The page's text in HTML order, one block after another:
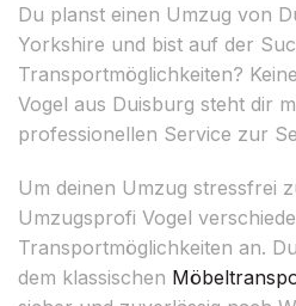
Du planst einen Umzug von
Yorkshire und bist auf der
Transportmöglichkeiten?
Vogel aus Duisburg steht dir
professionellen Service zur
Um deinen Umzug stressfrei
Umzugsprofi Vogel
Transportmöglichkeiten an.
dem klassischen